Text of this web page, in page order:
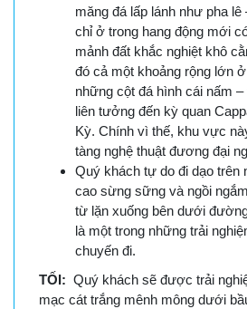
măng đá lấp lánh như pha
chỉ ở trong hang động mới
mảnh đất khắc nghiệt khô
đó cả một khoảng rộng lớn
những cột đá hình cái nấm
liên tưởng đến kỳ quan
Kỳ. Chính vì thế, khu vực
tàng nghệ thuật đương đại
Quý khách tự do đi dạo trên
cao sừng sững và ngồi
từ lặn xuống bên dưới
là một trong những trải
chuyến đi.
TỐI: Quý khách sẽ được trải
mạc cát trắng mênh mông dưới